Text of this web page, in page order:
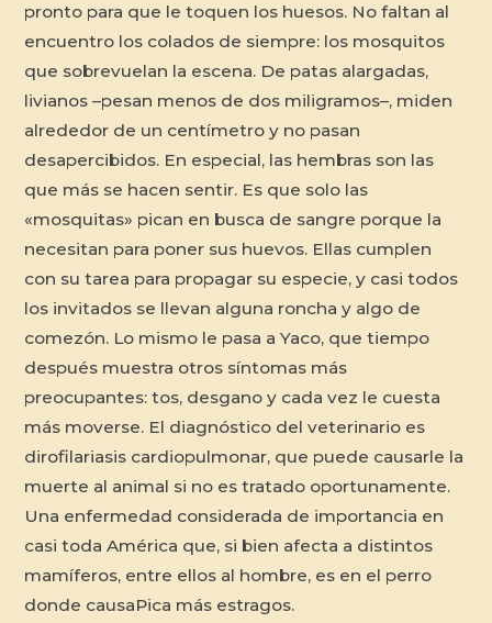
pronto para que le toquen los huesos. No faltan al
encuentro los colados de siempre: los mosquitos
que sobrevuelan la escena. De patas alargadas,
livianos –pesan menos de dos miligramos–, miden
alrededor de un centímetro y no pasan
desapercibidos. En especial, las hembras son las
que más se hacen sentir. Es que solo las
«mosquitas» pican en busca de sangre porque la
necesitan para poner sus huevos. Ellas cumplen
con su tarea para propagar su especie, y casi todos
los invitados se llevan alguna roncha y algo de
comezón. Lo mismo le pasa a Yaco, que tiempo
después muestra otros síntomas más
preocupantes: tos, desgano y cada vez le cuesta
más moverse. El diagnóstico del veterinario es
dirofilariasis cardiopulmonar, que puede causarle la
muerte al animal si no es tratado oportunamente.
Una enfermedad considerada de importancia en
casi toda América que, si bien afecta a distintos
mamíferos, entre ellos al hombre, es en el perro
donde causaPica más estragos.